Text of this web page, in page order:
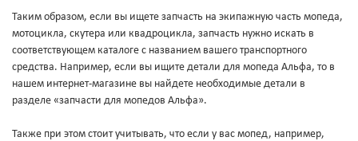
Таким образом, если вы ищете запчасть на экипажную часть мопеда,
мотоцикла, скутера или квадроцикла, запчасть нужно искать в
соответствующем каталоге с названием вашего транспортного
средства. Например, если вы ищите детали для мопеда Альфа, то в
нашем интернет-магазине вы найдете необходимые детали в
разделе «запчасти для мопедов Альфа».
Также при этом стоит учитывать, что если у вас мопед, например,